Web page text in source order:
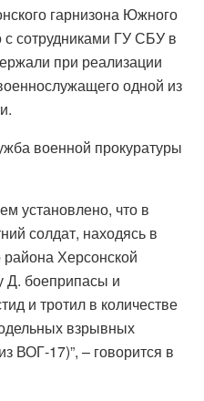
гарнизона Южного
сотрудниками ГУ СБУ в
при реализации
одной из
военной прокуратуры
установлено, что в
солдат, находясь в
Херсонской
Д. боеприпасы и
и тротил в количестве
взрывных
ВОГ-17)”, – говорится в